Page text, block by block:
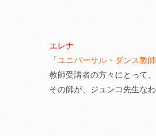
エレナ
「ユニバーサル・ダンス教師
教師受講者の方々にとって、
その師が、ジュンコ先生なわ